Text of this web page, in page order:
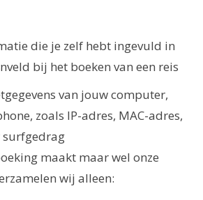
die je zelf hebt ingevuld in
bij het boeken van een reis
van jouw computer,
zoals IP-adres, MAC-adres,
surfgedrag
maakt maar wel onze
wij alleen: